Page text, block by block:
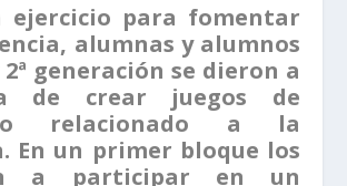
ejercicio para fomentar
alumnas y alumnos
2ª generación se dieron a
de crear juegos de
relacionado a la
En un primer bloque los
a participar en un